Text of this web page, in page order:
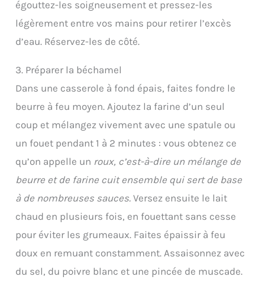
égouttez-les soigneusement et pressez-les
légèrement entre vos mains pour retirer l’excès
d’eau. Réservez-les de côté.
3. Préparer la béchamel
Dans une casserole à fond épais, faites fondre le
beurre à feu moyen. Ajoutez la farine d’un seul
coup et mélangez vivement avec une spatule ou
un fouet pendant 1 à 2 minutes : vous obtenez ce
qu’on appelle un roux, c’est-à-dire un mélange de
beurre et de farine cuit ensemble qui sert de base
à de nombreuses sauces. Versez ensuite le lait
chaud en plusieurs fois, en fouettant sans cesse
pour éviter les grumeaux. Faites épaissir à feu
doux en remuant constamment. Assaisonnez avec
du sel, du poivre blanc et une pincée de muscade.